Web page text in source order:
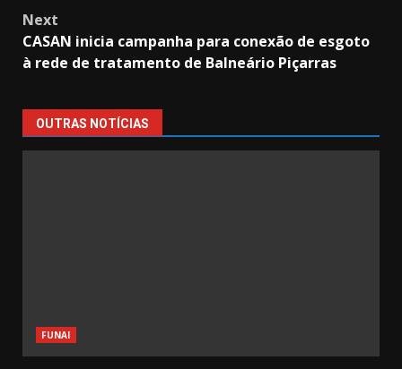
Next
CASAN inicia campanha para conexão de esgoto
à rede de tratamento de Balneário Piçarras
OUTRAS NOTÍCIAS
FUNAI